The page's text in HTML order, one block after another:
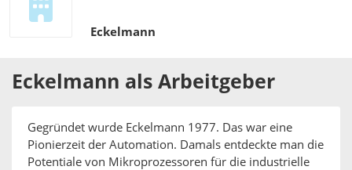
Eckelmann
Eckelmann als Arbeitgeber
Gegründet wurde Eckelmann 1977. Das war eine
Pionierzeit der Automation. Damals entdeckte man die
Potentiale von Mikroprozessoren für die industrielle